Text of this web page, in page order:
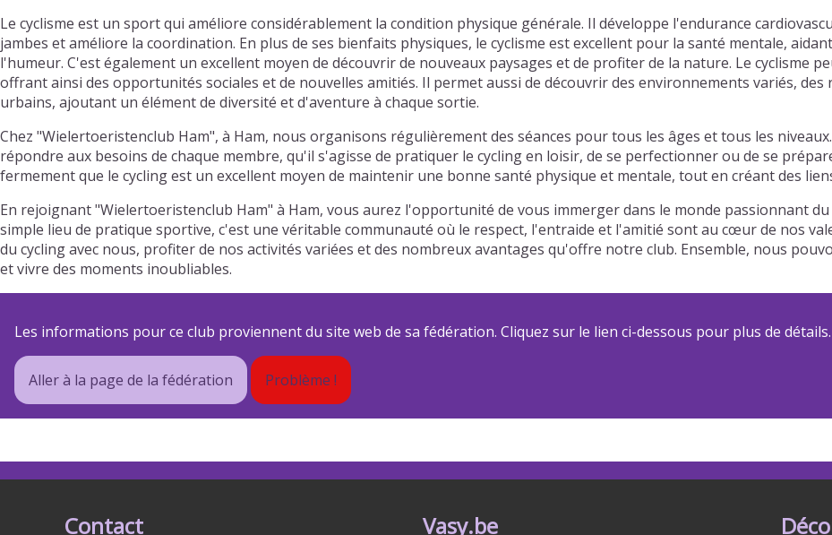
Le cyclisme est un sport qui améliore considérablement la condition physique générale. Il développe l'endurance
jambes et améliore la coordination. En plus de ses bienfaits physiques, le cyclisme est excellent pour la santé mentale,
l'humeur. C'est également un excellent moyen de découvrir de nouveaux paysages et de profiter de la nature. Le cyclisme
offrant ainsi des opportunités sociales et de nouvelles amitiés. Il permet aussi de découvrir des environnements variés, des
urbains, ajoutant un élément de diversité et d'aventure à chaque sortie.
Chez "Wielertoeristenclub Ham", à Ham, nous organisons régulièrement des séances pour tous les âges et tous les
répondre aux besoins de chaque membre, qu'il s'agisse de pratiquer le cycling en loisir, de se perfectionner ou de se
fermement que le cycling est un excellent moyen de maintenir une bonne santé physique et mentale, tout en créant des
En rejoignant "Wielertoeristenclub Ham" à Ham, vous aurez l'opportunité de vous immerger dans le monde passionnant
simple lieu de pratique sportive, c'est une véritable communauté où le respect, l'entraide et l'amitié sont au cœur de nos
du cycling avec nous, profiter de nos activités variées et des nombreux avantages qu'offre notre club. Ensemble, nous
et vivre des moments inoubliables.
Les informations pour ce club proviennent du site web de sa fédération. Cliquez sur le lien ci-dessous pour plus de détails.
Aller à la page de la fédération Problème !
Contact Vasy.be